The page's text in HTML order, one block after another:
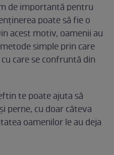
de importantă pentru
poate să fie o
acest motiv, oamenii au
simple prin care
care se confruntă din
te poate ajuta să
perne, cu doar câteva
oamenilor le au deja